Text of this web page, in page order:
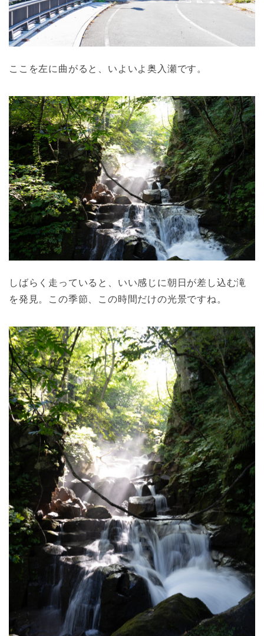
ここを左に曲がると、いよいよ奥入瀬です。
しばらく走っていると、いい感じに朝日が差し込む滝
を発見。この季節、この時間だけの光景ですね。